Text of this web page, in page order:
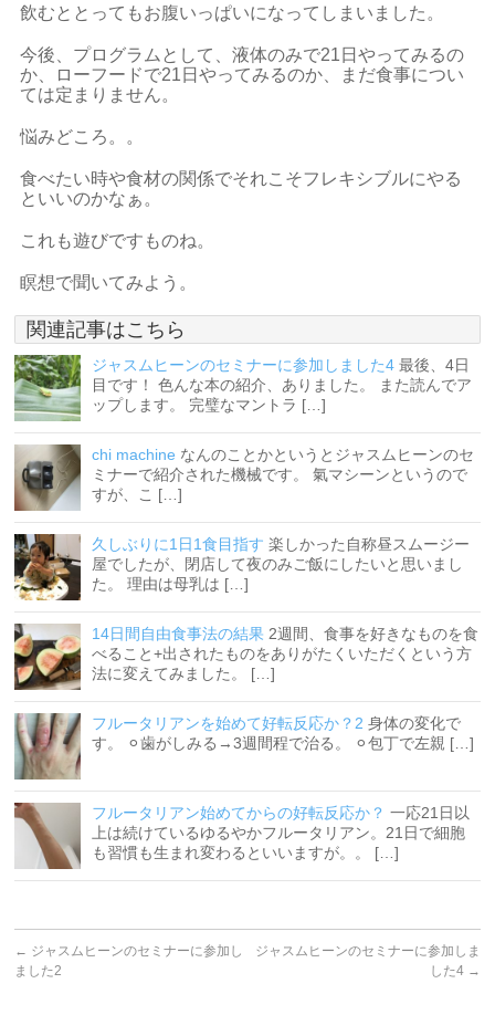
飲むととってもお腹いっぱいになってしまいました。
今後、プログラムとして、液体のみで21日やってみるの
か、ローフードで21日やってみるのか、まだ食事につい
ては定まりません。
悩みどころ。。
食べたい時や食材の関係でそれこそフレキシブルにやる
といいのかなぁ。
これも遊びですものね。
瞑想で聞いてみよう。
関連記事はこちら
ジャスムヒーンのセミナーに参加しました4 最後、4日
目です！ 色んな本の紹介、ありました。 また読んでア
ップします。 完璧なマントラ […]
chi machine なんのことかというとジャスムヒーンのセ
ミナーで紹介された機械です。 氣マシーンというので
すが、こ […]
久しぶりに1日1食目指す 楽しかった自称昼スムージー
屋でしたが、閉店して夜のみご飯にしたいと思いまし
た。 理由は母乳は […]
14日間自由食事法の結果 2週間、食事を好きなものを食
べること+出されたものをありがたくいただくという方
法に変えてみました。 […]
フルータリアンを始めて好転反応か？2 身体の変化で
す。 ⚪︎歯がしみる→3週間程で治る。 ⚪︎包丁で左親 […]
フルータリアン始めてからの好転反応か？ 一応21日以
上は続けているゆるやかフルータリアン。21日で細胞
も習慣も生まれ変わるといいますが。。 […]
← ジャスムヒーンのセミナーに参加し
ました2
ジャスムヒーンのセミナーに参加しま
した4 →